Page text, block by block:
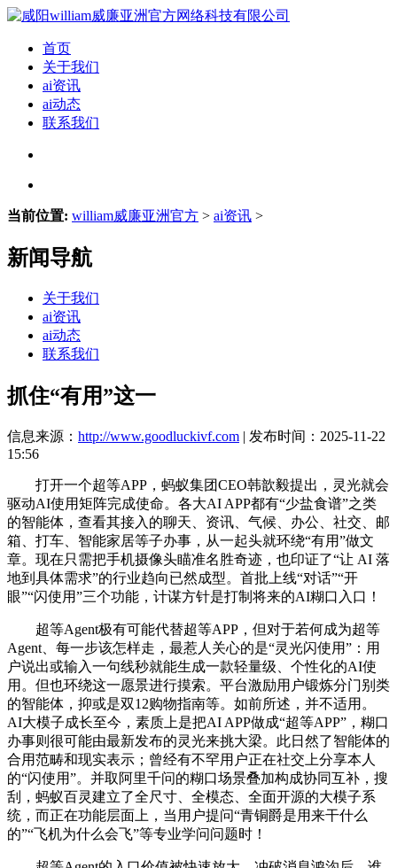
首页
关于我们
ai资讯
ai动态
联系我们
当前位置: william威廉亚洲官方 > ai资讯 >
新闻导航
关于我们
ai资讯
ai动态
联系我们
抓住“有用”这一
信息来源： http://www.goodluckivf.com | 发布时间：2025-11-22
15:56
打开一个超等APP，蚂蚁集团CEO韩歆毅提出，灵光就会
驱动AI使用矩阵完成使命。各大AI APP都有“少盐食谱”之类
的智能体，查看其接入的聊天、资讯、气候、办公、社交、邮
箱、打车、智能家居等子办事，从一起头就环绕“有用”做文
章。现在只需把手机摄像头瞄准名胜奇迹，也印证了“让 AI 落
地到具体需求”的行业趋向已然成型。首批上线“对话”“开
眼”“闪使用”三个功能，计谋方针是打制将来的AI糊口入口！
超等Agent极有可能代替超等APP，但对于若何成为超等
Agent、每一步该怎样走，最惹人关心的是“灵光闪使用”：用
户说出或输入一句线秒就能生成一款轻量级、个性化的AI使
用。但也环绕这一愿景进行摸索。平台激励用户锻炼分门别类
的智能体，抑或是双12购物指南等。如前所述，并不适用。
AI大模子成长至今，素质上是把AI APP做成“超等APP”，糊口
办事则很可能由最新发布的灵光来挑大梁。此日然了智能体的
合用范畴和现实表示；曾经有不罕用户正在社交上分享本人
的“闪使用”。并取阿里千问的糊口场景叠加构成协同互补，搜
刮，蚂蚁百灵建立了全尺寸、全模态、全面开源的大模子系
统，而正在功能层面上，当用户提问“青铜爵是用来干什么
的”“飞机为什么会飞”等专业学问问题时！